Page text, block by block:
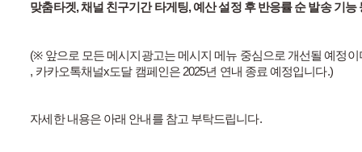
맞춤타겟,채널 친구기간 타게팅,예산설정 후 반응률 순 발송 기능
(※ 앞으로 모든 메시지광고는메시지 메뉴 중심으로 개선될 예정이
, 카카오톡채널x도달 캠페인은2025년 연내 종료 예정입니다.)
자세한 내용은 아래 안내를 참고 부탁드립니다.